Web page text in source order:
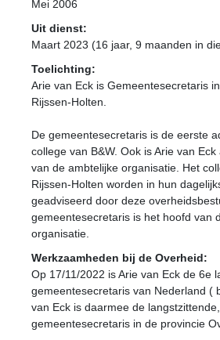
Mei 2006
Uit dienst:
Maart 2023 (16 jaar, 9 maanden in
Toelichting:
Arie van Eck is Gemeentesecretaris
Rijssen-Holten.
De gemeentesecretaris is de eerste
college van B&W. Ook is Arie van
van de ambtelijke organisatie. Het
Rijssen-Holten worden in hun
geadviseerd door deze
gemeentesecretaris is het hoofd van
organisatie.
Werkzaamheden bij de Overheid:
Op 17/11/2022 is Arie van Eck de 6e
gemeentesecretaris van Nederland (
van Eck is daarmee de
gemeentesecretaris in de provincie